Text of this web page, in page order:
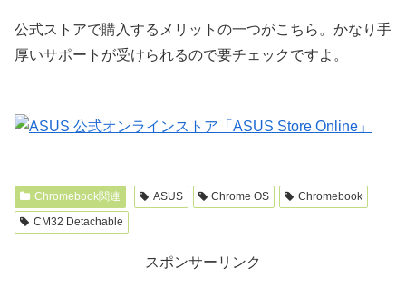
公式ストアで購入するメリットの一つがこちら。かなり手
厚いサポートが受けられるので要チェックですよ。
Chromebook関連 ASUS Chrome OS
Chromebook
CM32 Detachable
スポンサーリンク